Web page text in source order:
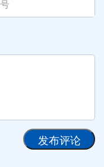
发布评论